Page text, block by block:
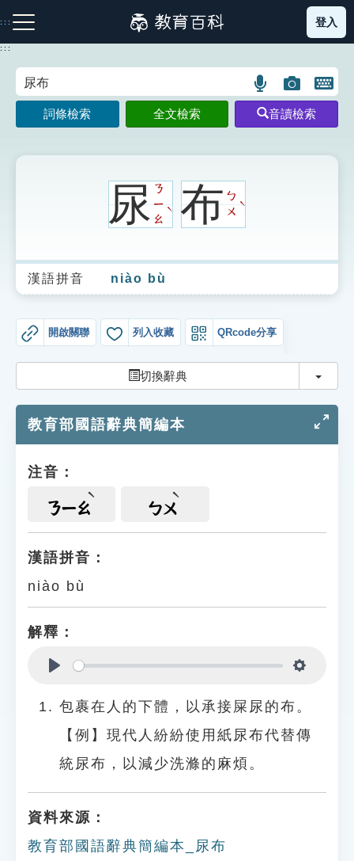
到
主
:::
注音索引圖示 筆畫索引圖示 部首索引表圖示
生字詞彙表
成語故事
索引選單
單字索引
遊戲專區
貓頭鷹博士
登入
:::
語
言
搜
圖
片
搜
開
鍵
圖
詞條檢索 全文檢索 音讀檢索
尿ㄋ
ㄧ
ㄠ
ˋ 布ㄅ
ㄨ
ˋ
漢語拼音 niào bù
開啟關聯 列入收藏 QRcode分享
切換辭典 切換
教育部國語辭典簡編本
注音：
ㄋㄧㄠ ㄅㄨ
漢語拼音：
niào bù
解釋：
包裹在人的下體，以承接屎尿的布。
【例】現代人紛紛使用紙尿布代替傳
統尿布，以減少洗滌的麻煩。
資料來源：
教育部國語辭典簡編本_尿布